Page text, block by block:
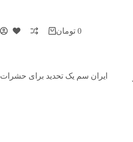
0 تومان
ایران سم یک تحدید برای حشرات